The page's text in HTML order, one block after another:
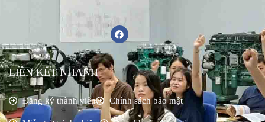
LIÊN KẾT NHANH
Đăng ký thành viên Chính sách bảo mật